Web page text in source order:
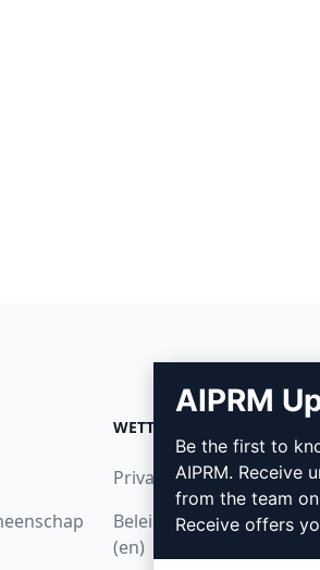
WETTELIJK
Privacybeleid (en)
Beleid voor acceptabel
(en)
AIPRM
Be the first to
AIPRM. Receive
from the team on
Receive offers